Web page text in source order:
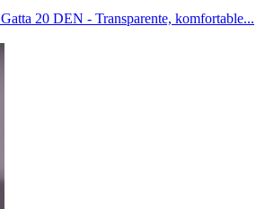
Gatta 20 DEN - Transparente, komfortable...